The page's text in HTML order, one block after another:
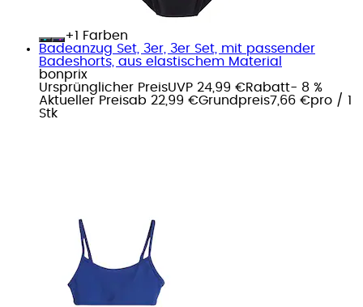
+
Farben
Badeanzug Set, 3er, 3er Set, mit passender
Badeshorts, aus elastischem Material
bonprix
Ursprünglicher PreisUVP 24,99 €Rabatt- 8 %
Aktueller Preisab 22,99 €Grundpreis7,66 €pro / 1
Stk